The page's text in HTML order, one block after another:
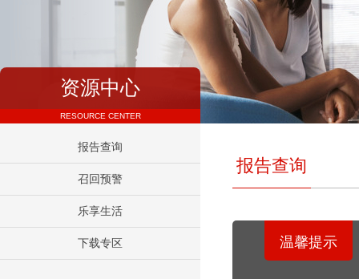
资源中心
RESOURCE CENTER
报告查询
召回预警
乐享生活
下载专区
报告查询
温馨提示